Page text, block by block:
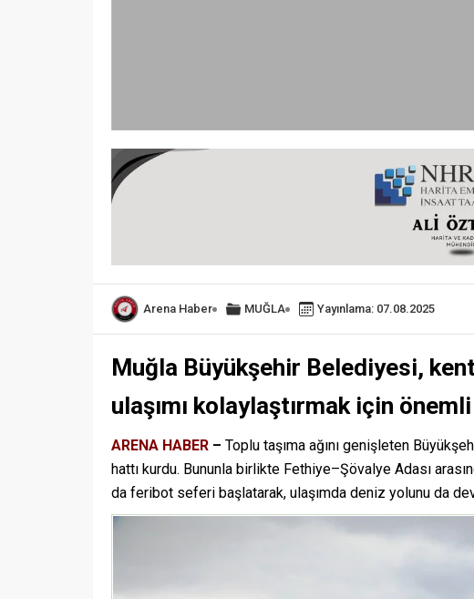
Arena Haber MUĞLA Yayınlama: 07.08.2025
Muğla Büyükşehir Belediyesi,
ulaşımı kolaylaştırmak için
ARENA HABER – Toplu taşıma ağını genişleten
hattı kurdu. Bununla birlikte Fethiye–Şövalye Adası
da feribot seferi başlatarak, ulaşımda deniz yolunu da